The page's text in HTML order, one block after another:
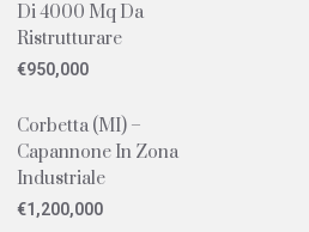
Di 4000 Mq Da
Ristrutturare
€950,000
Corbetta (MI) –
Capannone In Zona
Industriale
€1,200,000